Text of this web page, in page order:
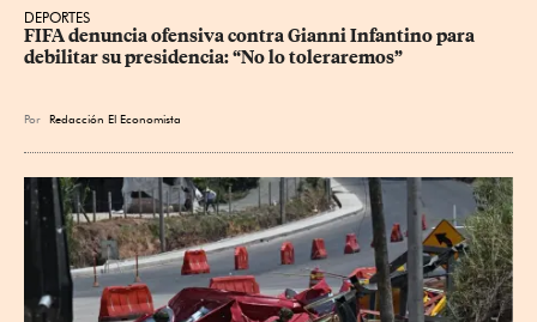
DEPORTES
FIFA denuncia ofensiva contra Gianni Infantino para
debilitar su presidencia: “No lo toleraremos”
Por Redacción El Economista